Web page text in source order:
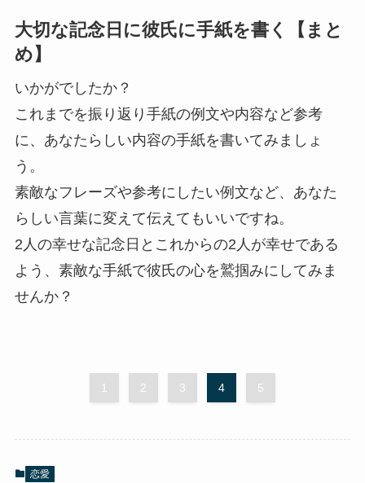
大切な記念日に彼氏に手紙を書く【まと
め】
いかがでしたか？
これまでを振り返り手紙の例文や内容など参考
に、あなたらしい内容の手紙を書いてみましょ
う。
素敵なフレーズや参考にしたい例文など、あなた
らしい言葉に変えて伝えてもいいですね。
2人の幸せな記念日とこれからの2人が幸せである
よう、素敵な手紙で彼氏の心を鷲掴みにしてみま
せんか？
1 2 3 4 5
恋愛